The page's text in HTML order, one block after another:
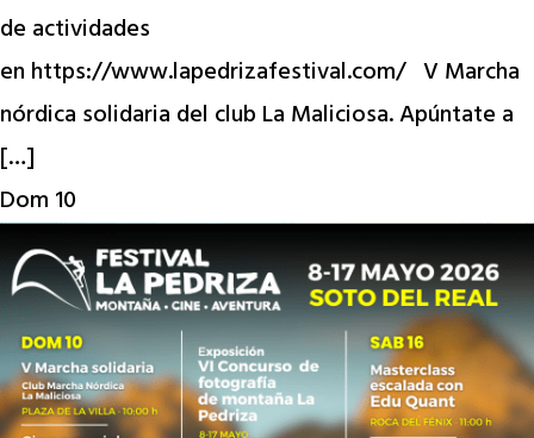
de actividades
en https://www.lapedrizafestival.com/ V Marcha
nórdica solidaria del club La Maliciosa. Apúntate a
[…]
Dom 10